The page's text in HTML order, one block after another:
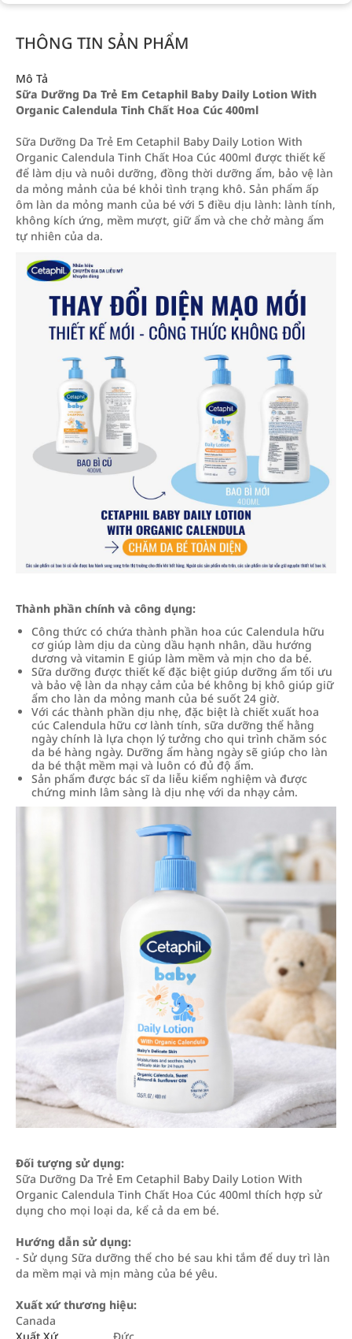
THÔNG TIN SẢN PHẨM
Mô Tả
Sữa Dưỡng Da Trẻ Em Cetaphil Baby Daily Lotion With
Organic Calendula Tinh Chất Hoa Cúc 400ml
Sữa Dưỡng Da Trẻ Em Cetaphil Baby Daily Lotion With
Organic Calendula Tinh Chất Hoa Cúc 400ml được thiết kế
để làm dịu và nuôi dưỡng, đồng thời dưỡng ẩm, bảo vệ làn
da mỏng mảnh của bé khỏi tình trạng khô. Sản phẩm ấp
ôm làn da mỏng manh của bé với 5 điều dịu lành: lành tính,
không kích ứng, mềm mượt, giữ ẩm và che chở màng ẩm
tự nhiên của da.
Thành phần chính và công dụng:
Công thức có chứa thành phần hoa cúc Calendula hữu
cơ giúp làm dịu da cùng dầu hạnh nhân, dầu hướng
dương và vitamin E giúp làm mềm và mịn cho da bé.
Sữa dưỡng được thiết kế đặc biệt giúp dưỡng ẩm tối ưu
và bảo vệ làn da nhạy cảm của bé không bị khô giúp giữ
ẩm cho làn da mỏng manh của bé suốt 24 giờ.
Với các thành phần dịu nhẹ, đặc biệt là chiết xuất hoa
cúc Calendula hữu cơ lành tính, sữa dưỡng thể hằng
ngày chính là lựa chọn lý tưởng cho qui trình chăm sóc
da bé hàng ngày. Dưỡng ẩm hàng ngày sẽ giúp cho làn
da bé thật mềm mại và luôn có đủ độ ẩm.
Sản phẩm được bác sĩ da liễu kiểm nghiệm và được
chứng minh lâm sàng là dịu nhẹ với da nhạy cảm.
Đối tượng sử dụng:
Sữa Dưỡng Da Trẻ Em Cetaphil Baby Daily Lotion With
Organic Calendula Tinh Chất Hoa Cúc 400ml thích hợp sử
dụng cho mọi loại da, kể cả da em bé.
Hướng dẫn sử dụng:
- Sử dụng Sữa dưỡng thể cho bé sau khi tắm để duy trì làn
da mềm mại và mịn màng của bé yêu.
Xuất xứ thương hiệu:
Canada